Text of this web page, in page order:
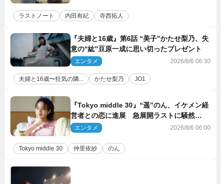
ラストノート 内田有紀 寺西拓人
『夫婦と16歳』第6話 “美子”かたせ梨乃、失
意の“紘”豆原一成に思い切ったプレゼント
エンタメ 2026/8/6 06:30
夫婦と16歳〜狂気の隣... かたせ梨乃 JO1
『Tokyo middle 30』“遥”のん、イケメン経
営者との恋に進展 急展開ラストに騒然
「え…いきなり」「嫌な予感」
エンタメ 2026/8/6 06:00
Tokyo middle 30 仲里依紗 のん